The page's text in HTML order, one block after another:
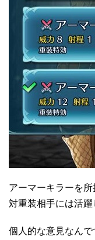
アーマーキラーを所
対重装相手には活躍
個人的な意見なんで